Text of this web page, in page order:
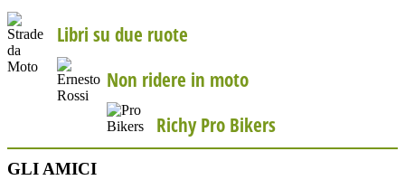
Libri su due ruote
Non ridere in moto
Richy Pro Bikers
GLI AMICI